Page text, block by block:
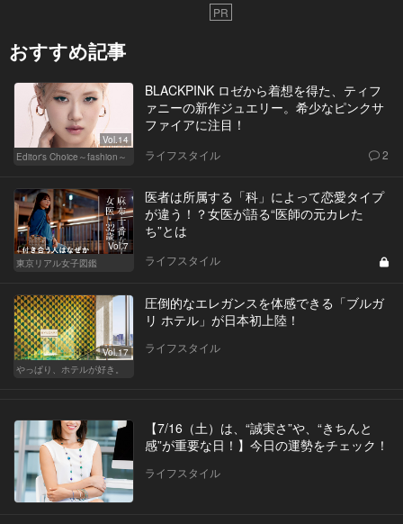
PR
おすすめ記事
Vol.14
Editor's Choice～fashion～
BLACKPINK ロゼから着想を得た、ティフ
ァニーの新作ジュエリー。希少なピンクサ
ファイアに注目！
ライフスタイル 2
Vol.7
東京リアル女子図鑑
医者は所属する「科」によって恋愛タイプ
が違う！？女医が語る“医師の元カレた
ち”とは
ライフスタイル
Vol.17
やっぱり、ホテルが好き。
圧倒的なエレガンスを体感できる「ブルガ
リ ホテル」が日本初上陸！
ライフスタイル
【7/16（土）は、“誠実さ”や、“きちんと
感”が重要な日！】今日の運勢をチェック！
ライフスタイル